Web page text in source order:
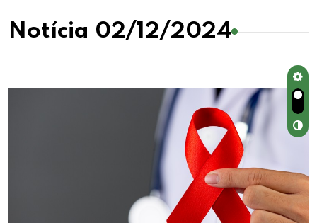
Notícia 02/12/2024